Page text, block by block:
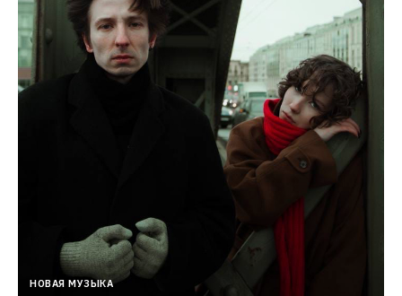
НОВАЯ МУЗЫКА